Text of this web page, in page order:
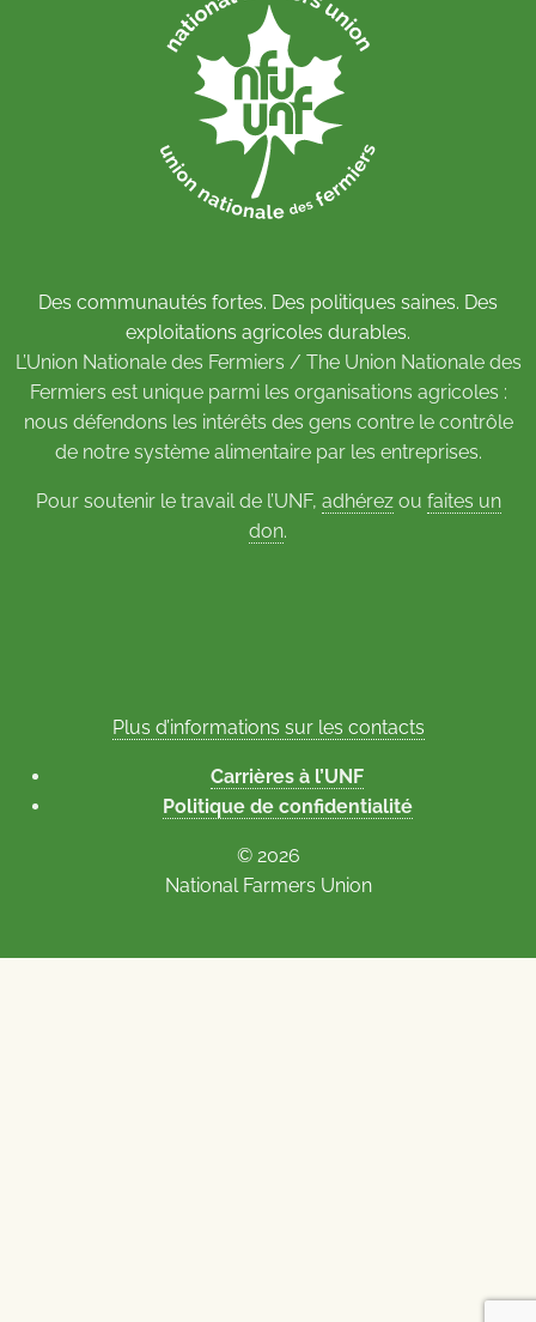
Des communautés fortes. Des politiques saines. Des
exploitations agricoles durables.
L’Union Nationale des Fermiers / The Union Nationale des
Fermiers est unique parmi les organisations agricoles :
nous défendons les intérêts des gens contre le contrôle
de notre système alimentaire par les entreprises.
Pour soutenir le travail de l’UNF, adhérezou faites un
don.
Plus d’informations sur les contacts
Carrières à l’UNF
Politique de confidentialité
© 2026
National Farmers Union